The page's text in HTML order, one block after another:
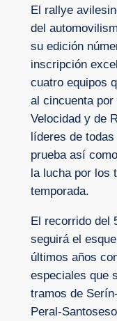
El rallye
del
su edición
inscripción
cuatro equipos
al cincuenta
Velocidad y de
líderes de
prueba así
la lucha por los
temporada.
El recorrido del
seguirá el
últimos años
especiales que
tramos de
Peral-